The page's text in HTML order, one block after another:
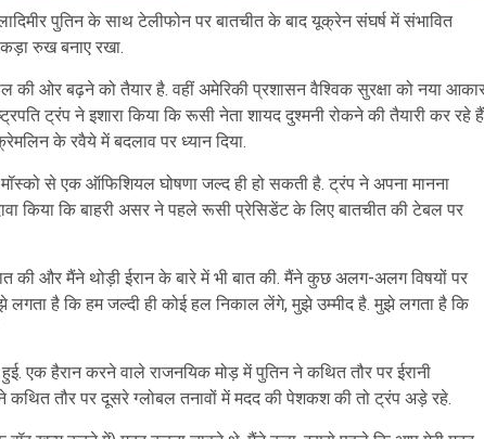
पुतिन के साथ टेलीफोन पर बातचीत के बाद यूक्रेन संघर्ष में संभावित
रुख बनाए रखा.
की ओर बढ़ने को तैयार है. वहीं अमेरिकी प्रशासन वैश्विक सुरक्षा को नया
ट्रंप ने इशारा किया कि रूसी नेता शायद दुश्मनी रोकने की तैयारी कर रहे
के रवैये में बदलाव पर ध्यान दिया.
से एक ऑफिशियल घोषणा जल्द ही हो सकती है. ट्रंप ने अपना मानना
किया कि बाहरी असर ने पहले रूसी प्रेसिडेंट के लिए बातचीत की टेबल पर
की और मैंने थोड़ी ईरान के बारे में भी बात की. मैंने कुछ अलग-अलग विषयों पर
लगता है कि हम जल्दी ही कोई हल निकाल लेंगे, मुझे उम्मीद है. मुझे लगता है कि
एक हैरान करने वाले राजनयिक मोड़ में पुतिन ने कथित तौर पर ईरानी
तौर पर दूसरे ग्लोबल तनावों में मदद की पेशकश की तो ट्रंप अड़े रहे.